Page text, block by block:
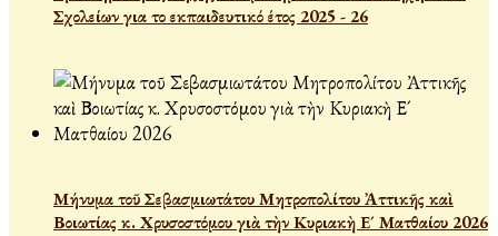
Σχολείων για το εκπαιδευτικό έτος 2025 - 26
Μήνυμα τοῦ Σεβασμιωτάτου Μητροπολίτου Ἀττικῆς καὶ
Βοιωτίας κ. Χρυσοστόμου γιὰ τὴν Κυριακὴ Ε´ Ματθαίου 2026